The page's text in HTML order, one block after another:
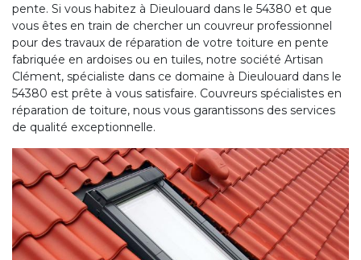
pente. Si vous habitez à Dieulouard dans le 54380 et que
vous êtes en train de chercher un couvreur professionnel
pour des travaux de réparation de votre toiture en pente
fabriquée en ardoises ou en tuiles, notre société Artisan
Clément, spécialiste dans ce domaine à Dieulouard dans le
54380 est prête à vous satisfaire. Couvreurs spécialistes en
réparation de toiture, nous vous garantissons des services
de qualité exceptionnelle.